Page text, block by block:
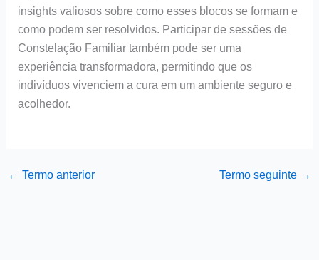
insights valiosos sobre como esses blocos se formam e
como podem ser resolvidos. Participar de sessões de
Constelação Familiar também pode ser uma
experiência transformadora, permitindo que os
indivíduos vivenciem a cura em um ambiente seguro e
acolhedor.
← Termo anterior Termo seguinte →